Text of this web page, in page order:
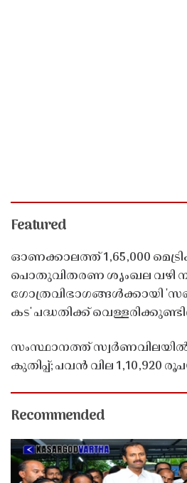
Featured
ഓണക്കാലത്ത് 1,65,000
പൊതുവിതരണ ശൃംഖല വഴി
ഗോത്രവിഭാഗങ്ങൾക്കായി
കട' പദ്ധതിക്ക്
സംസ്ഥാനത്ത്
കുതിപ്പ്; പവൻ വില 1,10,920
Recommended